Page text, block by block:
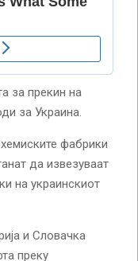
за прекин на
за Украина.
фабрики
да извезуваат
на украинскиот
и Словачка
преку